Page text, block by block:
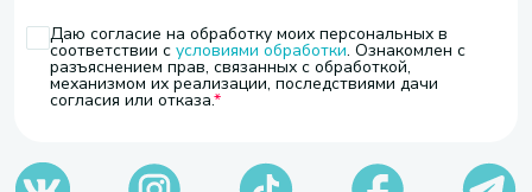
Даю согласие на обработку моих персональных в
соответствии с условиями обработки. Ознакомлен с
разъяснением прав, связанных с обработкой,
механизмом их реализации, последствиями дачи
согласия или отказа.